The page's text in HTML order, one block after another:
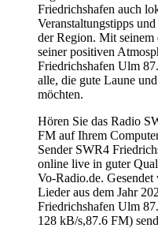
Friedrichshafen auch
Veranstaltungstipps
der Region. Mit seinem
seiner positiven
Friedrichshafen Ulm
alle, die gute Laune
möchten.
Hören Sie das Radio
FM auf Ihrem
Sender SWR4
online live in guter
Vo-Radio.de.
Lieder aus dem Jahr
Friedrichshafen Ulm
128 kB/s,87.6 FM)